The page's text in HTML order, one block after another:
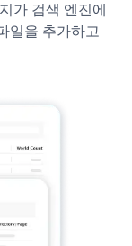
가 검색 엔진에
일을 추가하고